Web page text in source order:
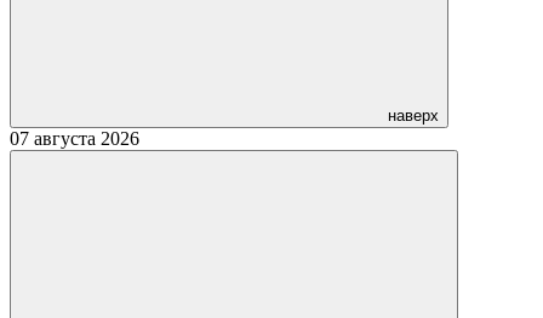
наверх
07 августа 2026